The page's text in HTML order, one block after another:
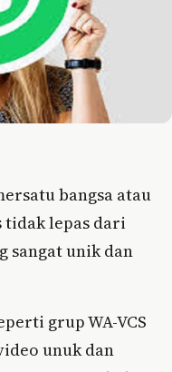
bangsa atau
tidak lepas dari
sangat unik dan
grup WA-VCS
unuk dan